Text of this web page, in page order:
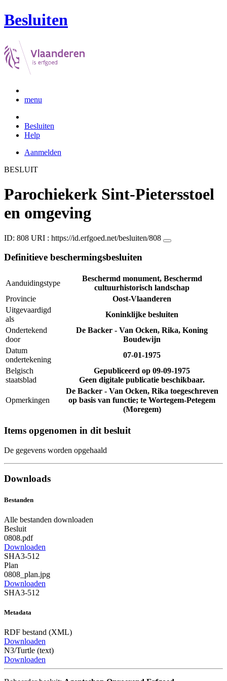
Besluiten
menu
Besluiten
Help
Aanmelden
BESLUIT
Parochiekerk Sint-Pietersstoel
en omgeving
ID: 808 URI : https://id.erfgoed.net/besluiten/808
Definitieve beschermingsbesluiten
Aanduidingstype
Beschermd monument, Beschermd
cultuurhistorisch landschap
Provincie
Oost-Vlaanderen
Uitgevaardigd
als
Koninklijke besluiten
Ondertekend
door
De Backer - Van Ocken, Rika, Koning
Boudewijn
Datum
ondertekening
07-01-1975
Belgisch
staatsblad
Gepubliceerd op 09-09-1975
Geen digitale publicatie beschikbaar.
Opmerkingen
De Backer - Van Ocken, Rika toegeschreven
op basis van functie; te Wortegem-Petegem
(Moregem)
Items opgenomen in dit besluit
De gegevens worden opgehaald
Downloads
Bestanden
Alle bestanden downloaden
Besluit
0808.pdf
Downloaden
SHA3-512
Plan
0808_plan.jpg
Downloaden
SHA3-512
Metadata
RDF bestand (XML)
Downloaden
N3/Turtle (text)
Downloaden